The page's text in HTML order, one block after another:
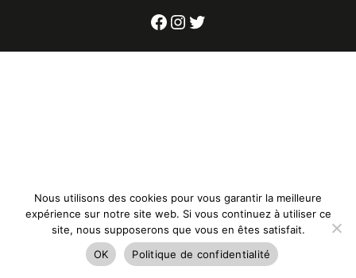
Facebook
Instagram
Twitter
Nous utilisons des cookies pour vous garantir la meilleure
expérience sur notre site web. Si vous continuez à utiliser ce
site, nous supposerons que vous en êtes satisfait.
OK
Politique de confidentialité